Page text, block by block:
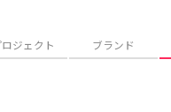
ジェクト ブランド